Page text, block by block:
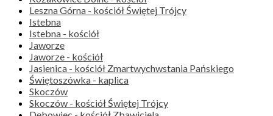
Leszna Górna - kościół Świętej Trójcy
Istebna
Istebna - kościół
Jaworze
Jaworze - kościół
Jasienica - kościół Zmartwychwstania Pańskiego
Świętoszówka - kaplica
Skoczów
Skoczów - kościół Świętej Trójcy